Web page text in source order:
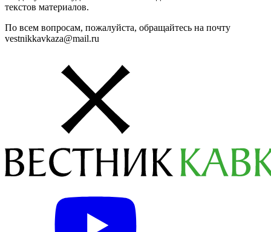
текстов материалов.
По всем вопросам, пожалуйста, обращайтесь на почту
vestnikkavkaza@mail.ru